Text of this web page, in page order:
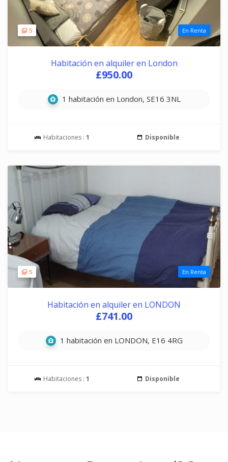
5 En Renta
Habitación en alquiler en London
£950.00
1 habitación en London, SE16 3NL
Habitaciones : 1 Disponible
5 En Renta
Habitación en alquiler en LONDON
£741.00
1 habitación en LONDON, E16 4RG
Habitaciones : 1 Disponible